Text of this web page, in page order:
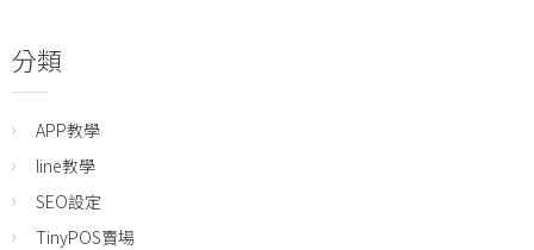
分類
APP教學
line教學
SEO設定
TinyPOS賣場